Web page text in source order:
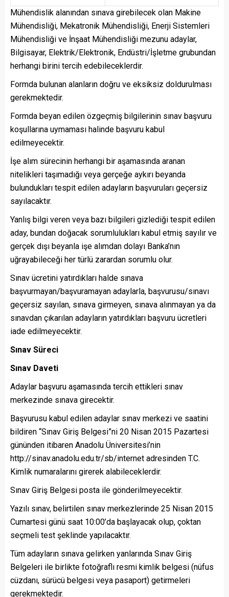
Mühendislik alanından sınava girebilecek olan Makine
Mühendisliği, Mekatronik Mühendisliği, Enerji Sistemleri
Mühendisliği ve İnşaat Mühendisliği mezunu adaylar,
Bilgisayar, Elektrik/Elektronik, Endüstri/İşletme grubundan
herhangi birini tercih edebileceklerdir.
Formda bulunan alanların doğru ve eksiksiz doldurulması
gerekmektedir.
Formda beyan edilen özgeçmiş bilgilerinin sınav başvuru
koşullarına uymaması halinde başvuru kabul
edilmeyecektir.
İşe alım sürecinin herhangi bir aşamasında aranan
nitelikleri taşımadığı veya gerçeğe aykırı beyanda
bulundukları tespit edilen adayların başvuruları geçersiz
sayılacaktır.
Yanlış bilgi veren veya bazı bilgileri gizlediği tespit edilen
aday, bundan doğacak sorumlulukları kabul etmiş sayılır ve
gerçek dışı beyanla işe alımdan dolayı Banka’nın
uğrayabileceği her türlü zarardan sorumlu olur.
Sınav ücretini yatırdıkları halde sınava
başvurmayan/başvuramayan adaylarla, başvurusu/sınavı
geçersiz sayılan, sınava girmeyen, sınava alınmayan ya da
sınavdan çıkarılan adayların yatırdıkları başvuru ücretleri
iade edilmeyecektir.
Sınav Süreci
Sınav Daveti
Adaylar başvuru aşamasında tercih ettikleri sınav
merkezinde sınava girecektir.
Başvurusu kabul edilen adaylar sınav merkezi ve saatini
bildiren “Sınav Giriş Belgesi”ni 20 Nisan 2015 Pazartesi
gününden itibaren Anadolu Üniversitesi’nin
http://sinav.anadolu.edu.tr/sb/internet adresinden T.C.
Kimlik numaralarını girerek alabileceklerdir.
Sınav Giriş Belgesi posta ile gönderilmeyecektir.
Yazılı sınav, belirtilen sınav merkezlerinde 25 Nisan 2015
Cumartesi günü saat 10:00’da başlayacak olup, çoktan
seçmeli test şeklinde yapılacaktır.
Tüm adayların sınava gelirken yanlarında Sınav Giriş
Belgeleri ile birlikte fotoğraflı resmi kimlik belgesi (nüfus
cüzdanı, sürücü belgesi veya pasaport) getirmeleri
gerekmektedir.